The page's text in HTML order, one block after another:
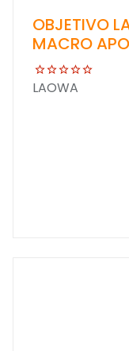
OBJETIVO
MACRO
LAOWA